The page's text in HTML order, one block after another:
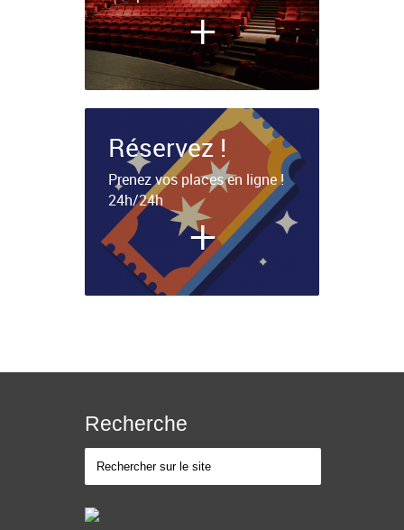
+
Réservez !
Prenez vos places en ligne !
24h/24h
+
Recherche